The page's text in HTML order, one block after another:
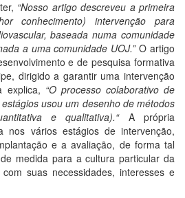
“Nosso artigo descreveu a primeira
conhecimento) intervenção para
baseada numa comunidade
a uma comunidade UOJ.”O artigo
e de pesquisa formativa
dirigido a garantir uma intervenção
explica, “O processo colaborativo de
usou um desenho de métodos
e qualitativa).“A própria
nos vários estágios de intervenção,
e a avaliação, de forma tal
medida para a cultura particular da
suas necessidades, interesses e